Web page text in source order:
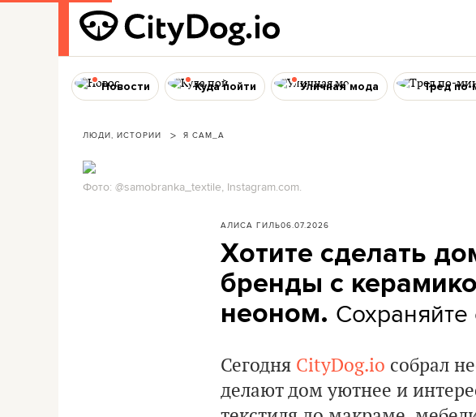
Новости Куда пойти Уличная мода Тред по-
ЛЮДИ, ИСТОРИИ Я САМ_А
Фото: @samobranka_textile, Instagram.com.
АЛИСА ГИЛЬ06.07.2026
Хотите сделать
бренды с
неоном. Сохраняйте
Сегодня CityDog.io собрал
делают дом уютнее и